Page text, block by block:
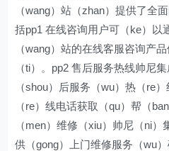
（wang）站（zhan）提供了全
括pp1 在线咨询用户可（ke）以
（wang）站的在线客服咨询产
（ti）。pp2 售后服务热线帅尼
（shou）后服务（wu）热（re
（re）线电话获取（qu）帮（
（men）维修（xiu）帅尼（ni
供（gong）上门维修服务（wu